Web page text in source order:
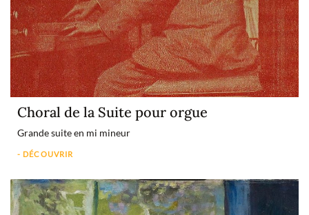
Choral de la Suite pour orgue
Grande suite en mi mineur
- DÉCOUVRIR